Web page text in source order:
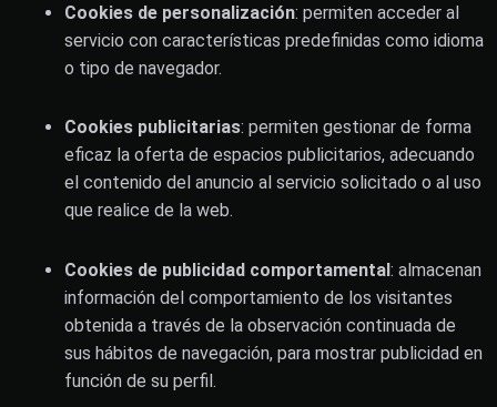
Cookies de personalización: permiten acceder al
servicio con características predefinidas como idioma
o tipo de navegador.
Cookies publicitarias: permiten gestionar de forma
eficaz la oferta de espacios publicitarios, adecuando
el contenido del anuncio al servicio solicitado o al uso
que realice de la web.
Cookies de publicidad comportamental: almacenan
información del comportamiento de los visitantes
obtenida a través de la observación continuada de
sus hábitos de navegación, para mostrar publicidad en
función de su perfil.